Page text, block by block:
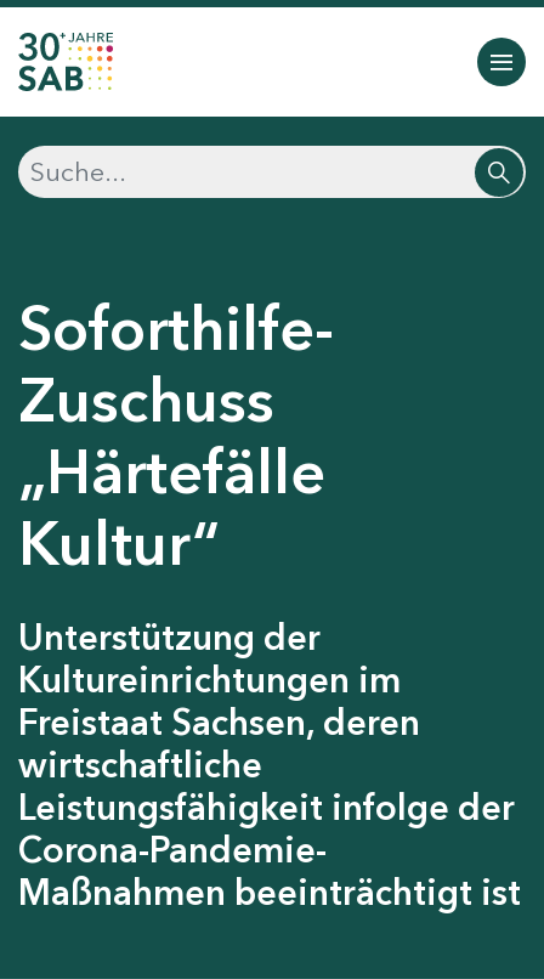
Soforthilfe-
Zuschuss
„Härtefälle
Kultur“
Unterstützung der
Kultureinrichtungen im
Freistaat Sachsen, deren
wirtschaftliche
Leistungsfähigkeit infolge der
Corona-Pandemie-
Maßnahmen beeinträchtigt ist